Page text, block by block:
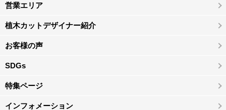
営業エリア
植木カットデザイナー紹介
お客様の声
SDGs
特集ページ
インフォメーション